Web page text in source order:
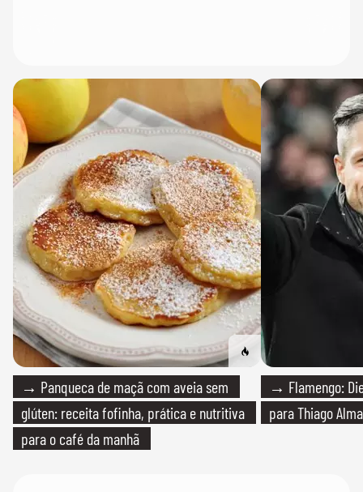
→ Panqueca de maçã com aveia sem
glúten: receita fofinha, prática e nutritiva
para o café da manhã
→ Flamengo:
para Thiago